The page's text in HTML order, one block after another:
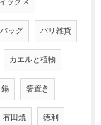
ッグ バリ雑貨
カエルと植物
錫 箸置き
有田焼 徳利